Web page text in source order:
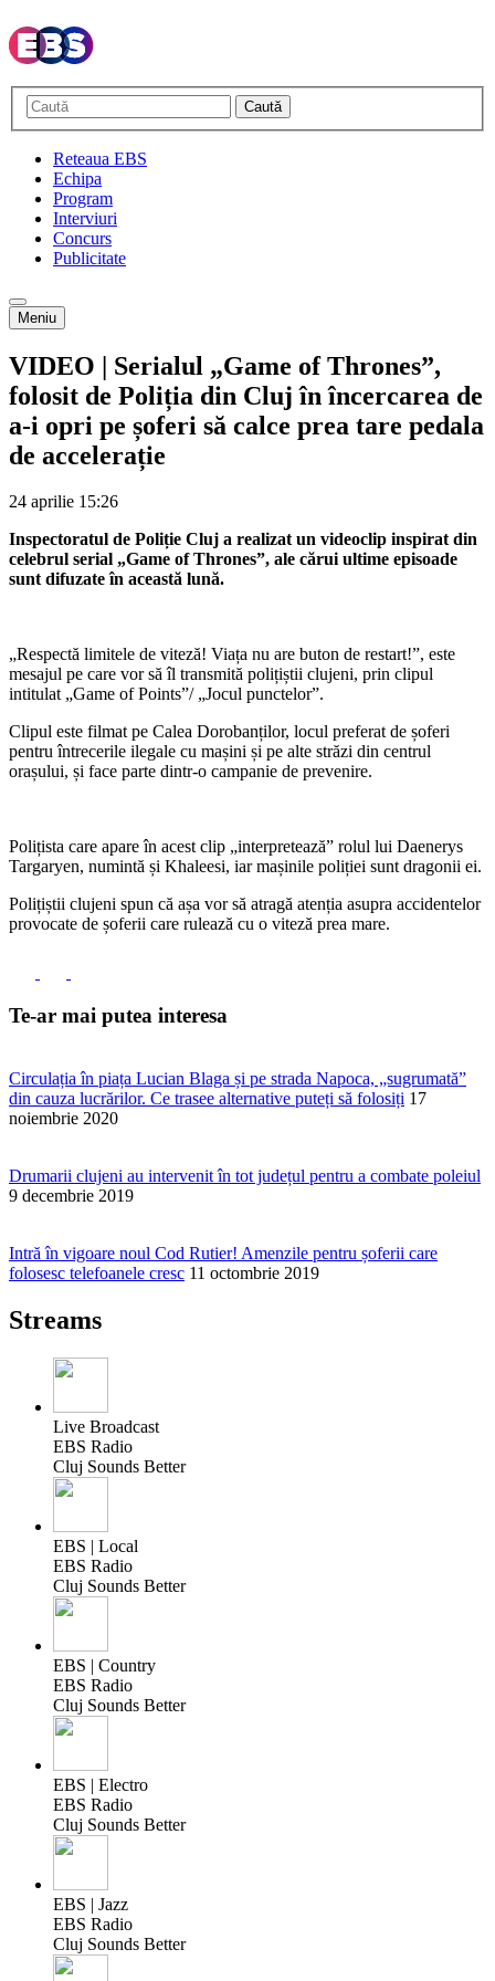
Caută
Reteaua EBS
Echipa
Program
Interviuri
Concurs
Publicitate
Meniu
VIDEO | Serialul „Game of Thrones”,
folosit de Poliția din Cluj în încercarea de
a-i opri pe șoferi să calce prea tare pedala
de accelerație
24 aprilie 15:26
Inspectoratul de Poliție Cluj a realizat un videoclip inspirat din
celebrul serial „Game of Thrones”, ale cărui ultime episoade
sunt difuzate în această lună.
„Respectă limitele de viteză! Viața nu are buton de restart!”, este
mesajul pe care vor să îl transmită polițiștii clujeni, prin clipul
intitulat „Game of Points”/ „Jocul punctelor”.
Clipul este filmat pe Calea Dorobanților, locul preferat de șoferi
pentru întrecerile ilegale cu mașini și pe alte străzi din centrul
orașului, și face parte dintr-o campanie de prevenire.
Polițista care apare în acest clip „interpretează” rolul lui Daenerys
Targaryen, numintă și Khaleesi, iar mașinile poliției sunt dragonii ei.
Polițiștii clujeni spun că așa vor să atragă atenția asupra accidentelor
provocate de șoferii care rulează cu o viteză prea mare.
Te-ar mai putea interesa
Circulația în piața Lucian Blaga și pe strada Napoca, „sugrumată”
din cauza lucrărilor. Ce trasee alternative puteți să folosiți 17
noiembrie 2020
Drumarii clujeni au intervenit în tot județul pentru a combate poleiul
9 decembrie 2019
Intră în vigoare noul Cod Rutier! Amenzile pentru șoferii care
folosesc telefoanele cresc 11 octombrie 2019
Streams
Live Broadcast
EBS Radio
Cluj Sounds Better
EBS | Local
EBS Radio
Cluj Sounds Better
EBS | Country
EBS Radio
Cluj Sounds Better
EBS | Electro
EBS Radio
Cluj Sounds Better
EBS | Jazz
EBS Radio
Cluj Sounds Better